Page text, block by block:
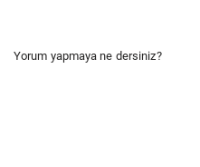
Yorum yapmaya ne dersiniz?